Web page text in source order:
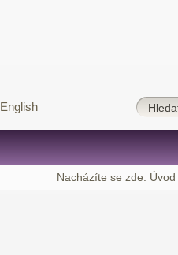
English
Nacházíte se zde: Úvod